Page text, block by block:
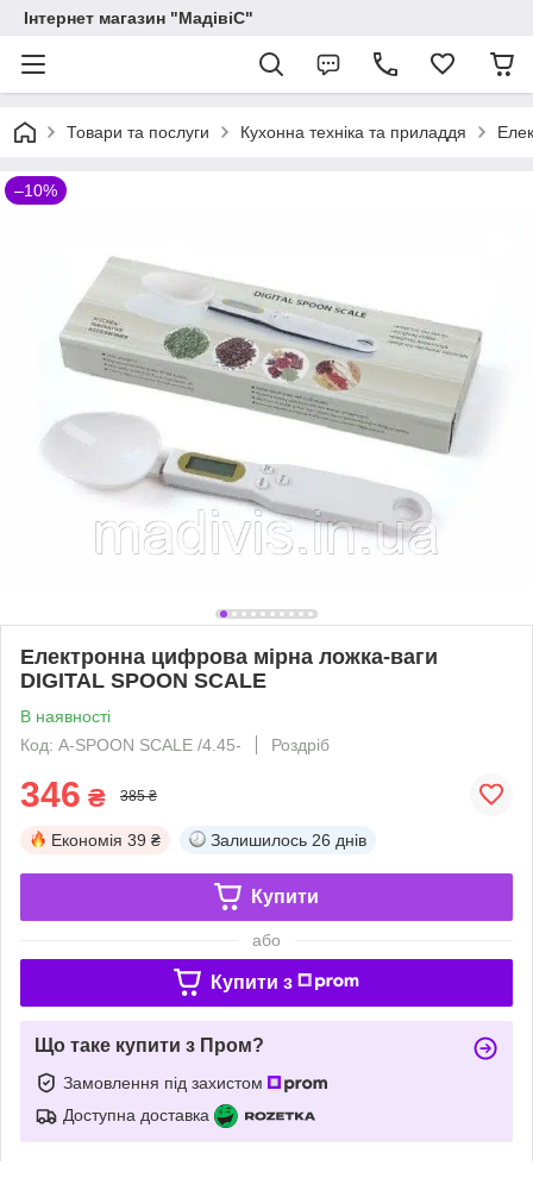
Інтернет магазин "МадівіС"
Товари та послуги Кухонна техніка та приладдя
–10%
Електронна цифрова мірна ложка-ваги
DIGITAL SPOON SCALE
В наявності
Код: A-SPOON SCALE /4.45-
Роздріб
346 ₴ 385 ₴
Економія 39 ₴ Залишилось 26 днів
Купити
або
Купити з
Що таке купити з Пром?
Замовлення під захистом
Доступна доставка